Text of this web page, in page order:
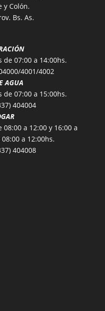
y Colón.
Bs. As.
07:00 a 14:00hs.
4001/4002
AGUA
07:00 a 15:00hs.
404004
a 12:00 y 16:00 a
a 12:00hs.
404008